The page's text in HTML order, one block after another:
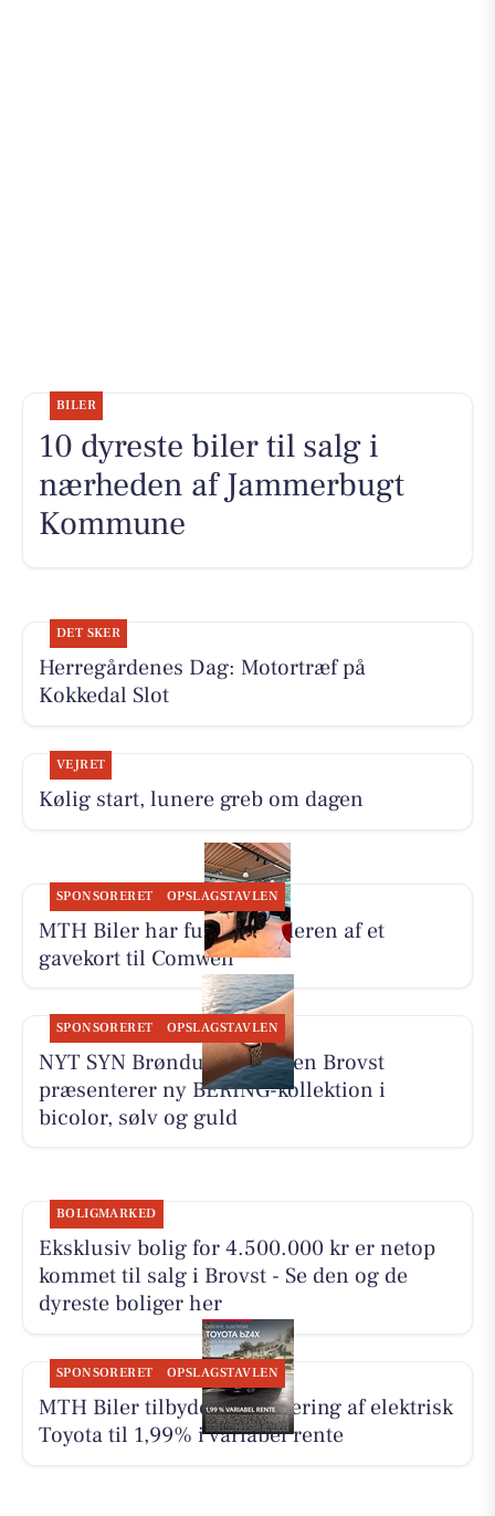
BILER
10 dyreste biler til salg i
nærheden af Jammerbugt
Kommune
DET SKER
Herregårdenes Dag: Motortræf på
Kokkedal Slot
VEJRET
Kølig start, lunere greb om dagen
SPONSORERET OPSLAGSTAVLEN
MTH Biler har fundet vinderen af et
gavekort til Comwell
SPONSORERET OPSLAGSTAVLEN
NYT SYN Brøndum Jeppesen Brovst
præsenterer ny BERING-kollektion i
bicolor, sølv og guld
BOLIGMARKED
Eksklusiv bolig for 4.500.000 kr er netop
kommet til salg i Brovst - Se den og de
dyreste boliger her
SPONSORERET OPSLAGSTAVLEN
MTH Biler tilbyder finansiering af elektrisk
Toyota til 1,99% i variabel rente